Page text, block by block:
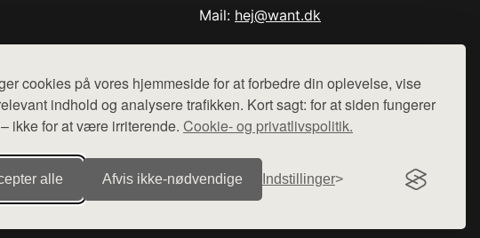
cookies på vores hjemmeside for at forbedre din oplevelse, vise
indhold og analysere trafikken. Kort sagt: for at siden fungerer
ikke for at være irriterende. Cookie- og privatlivspolitik.
alle Afvis ikke‑nødvendige Indstillinger
Mail: hej@want.dk
Der sælges ikke varer fra denne side - vi henviser til de shops,